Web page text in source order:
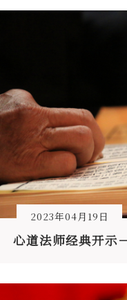
2023年04月19日